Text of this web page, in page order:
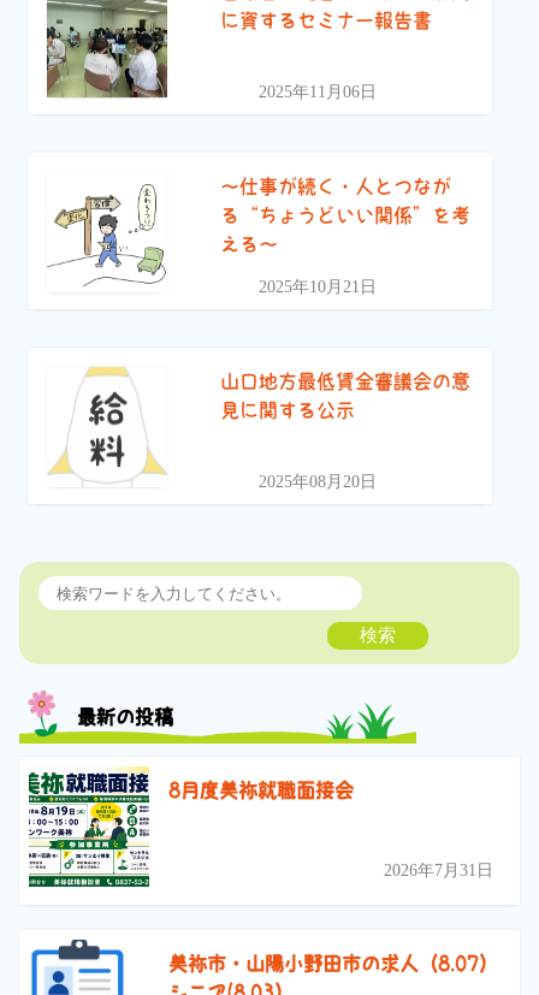
に資するセミナー報告書
2025年11月06日
〜仕事が続く・人とつなが
る“ちょうどいい関係”を考
える〜
2025年10月21日
山口地方最低賃金審議会の意
見に関する公示
2025年08月20日
検索
最新の投稿
8月度美祢就職面接会
2026年7月31日
美祢市・山陽小野田市の求人（8.07）